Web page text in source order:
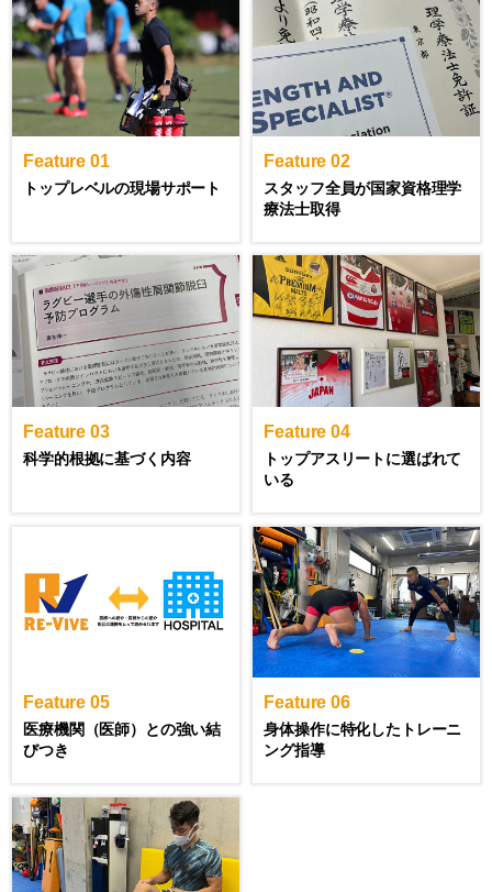
Feature 01
トップレベルの現場サポート
Feature 02
スタッフ全員が国家資格理学
療法士取得
Feature 03
科学的根拠に基づく内容
Feature 04
トップアスリートに選ばれて
いる
Feature 05
医療機関（医師）との強い結
びつき
Feature 06
身体操作に特化したトレーニ
ング指導